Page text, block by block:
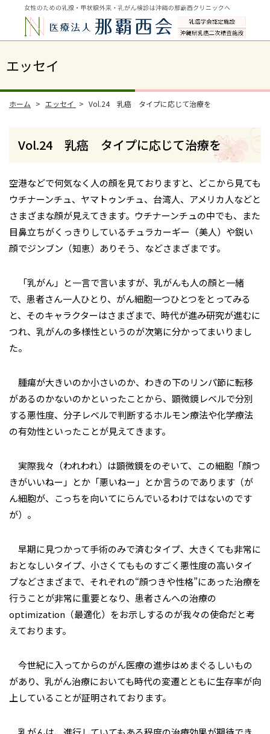
エッセイ
ホーム エッセイ Vol.24 乳癌 タイプに応じて治療を
Vol.24 乳癌 タイプに応じて治療を
空港などで何気なく人の顔を見ておりますと、どこから見ても
ウチナーンチュ、ヤマトゥンチュ、台湾人、アメリカ人などと
さまざまな顔が見えてきます。ウチナーンチュの中でも、また
目鼻立ちがくっきりしているチュラカーギー（美人）や鋭い
顔でジンブン（知恵）ありそう、などさまざまです。
「乳がん」と一言で言いますが、乳がんも人の顔と一緒
で、患者さん一人ひとり、がん細胞一つひとつをとってみる
と、そのキャラクターはさまざまで、時代が進み研究が進むに
つれ、乳がんの多様性というのが次第に分かってまいりまし
た。
腫瘍が大きいのか小さいのか、わきの下のリンパ節に転移
があるのかないのかといったことから、顕微鏡レベルで分別
する悪性度、分子レベルで判断するホルモン療法や化学療法
の有効性といったことが見えてきます。
実際我々（われわれ）は顕微鏡をのぞいて、この細胞「顔つ
きがいいねー」とか「悪いねー」とか言うのであります（が
ん細胞が、こっちを向いてにらんでいるわけではないのです
が）。
早期に見つかって手術のみで済むタイプ、大きくても非常に
おとなしいタイプ、小さくてもものすごく悪性度の高いタイ
プなどさまざまで、それぞれの“顔つきや性格”にあった治療を
行うことが非常に重要となり、患者さんへの治療の
optimization（最適化）をお示しするのが我々の使命だと考
えております。
今世紀に入ってからのがん医療の進歩はめまぐるしいもの
があり、乳がん治療においても時代の変遷とともに生存率が向
上していることが証明されております。